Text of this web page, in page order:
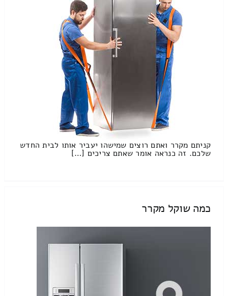
קניתם מקרר ואתם רוצים שמישהו יעביר אותו לבית החדש
שלכם. זה כנראה אומר שאתם צריכים […]
כמה שוקל מקרר